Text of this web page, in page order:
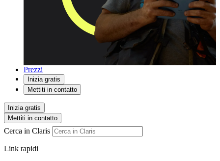
Prezzi
Inizia gratis
Mettiti in contatto
Inizia gratis
Mettiti in contatto
Cerca in Claris
Link rapidi